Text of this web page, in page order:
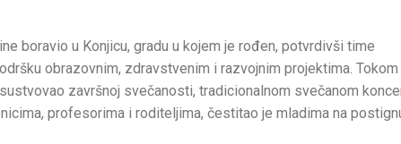
boravio u Konjicu, gradu u kojem je rođen, potvrdivši time
obrazovnim, zdravstvenim i razvojnim projektima. Tokom
završnoj svečanosti, tradicionalnom svečanom
profesorima i roditeljima, čestitao je mladima na